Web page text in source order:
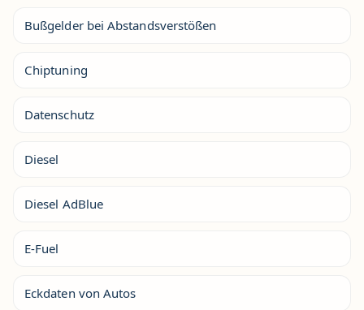
Bußgelder bei Abstandsverstößen
Chiptuning
Datenschutz
Diesel
Diesel AdBlue
E-Fuel
Eckdaten von Autos